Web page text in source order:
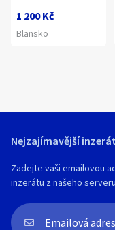
1 200 Kč
Blansko
Nejzajímavější
Zadejte vaši emailovou
inzerátu z našeho